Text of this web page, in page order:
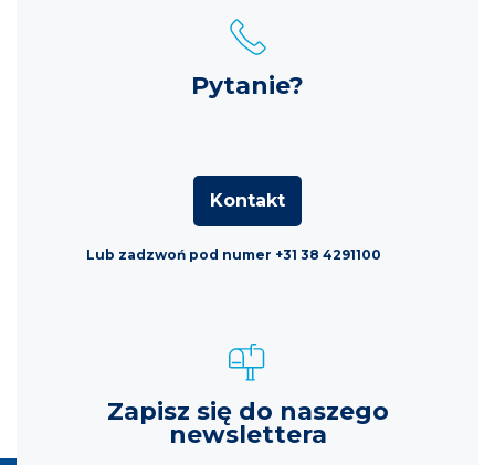
Pytanie?
Kontakt
Lub zadzwoń pod numer +31 38 4291100
Zapisz się do naszego
newslettera